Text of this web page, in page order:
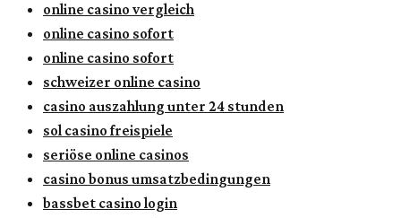
online casino vergleich
online casino sofort
online casino sofort
schweizer online casino
casino auszahlung unter 24 stunden
sol casino freispiele
seriöse online casinos
casino bonus umsatzbedingungen
bassbet casino login